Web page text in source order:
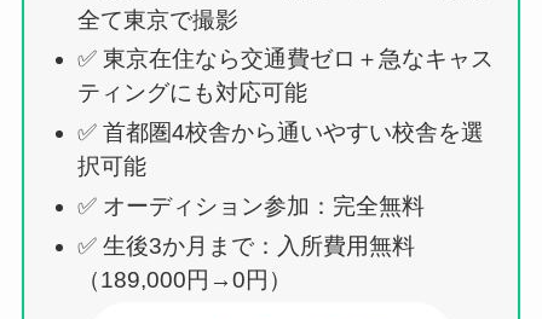
全て東京で撮影
✅ 東京在住なら交通費ゼロ＋急なキャス
ティングにも対応可能
✅ 首都圏4校舎から通いやすい校舎を選
択可能
✅ オーディション参加：完全無料
✅ 生後3か月まで：入所費用無料
（189,000円→0円）